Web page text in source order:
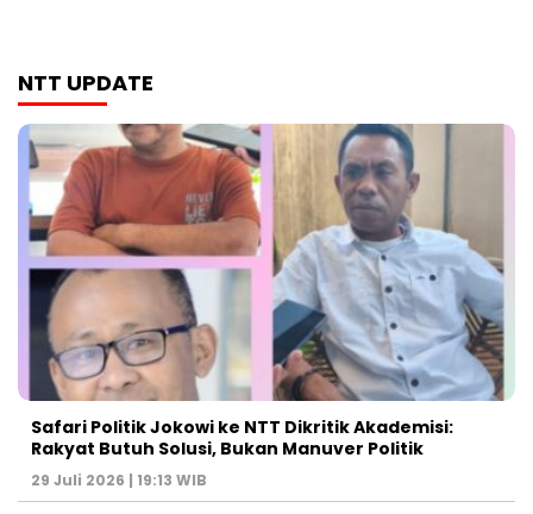
NTT UPDATE
Safari Politik Jokowi ke NTT Dikritik Akademisi:
Rakyat Butuh Solusi, Bukan Manuver Politik
29 Juli 2026 | 19:13 WIB